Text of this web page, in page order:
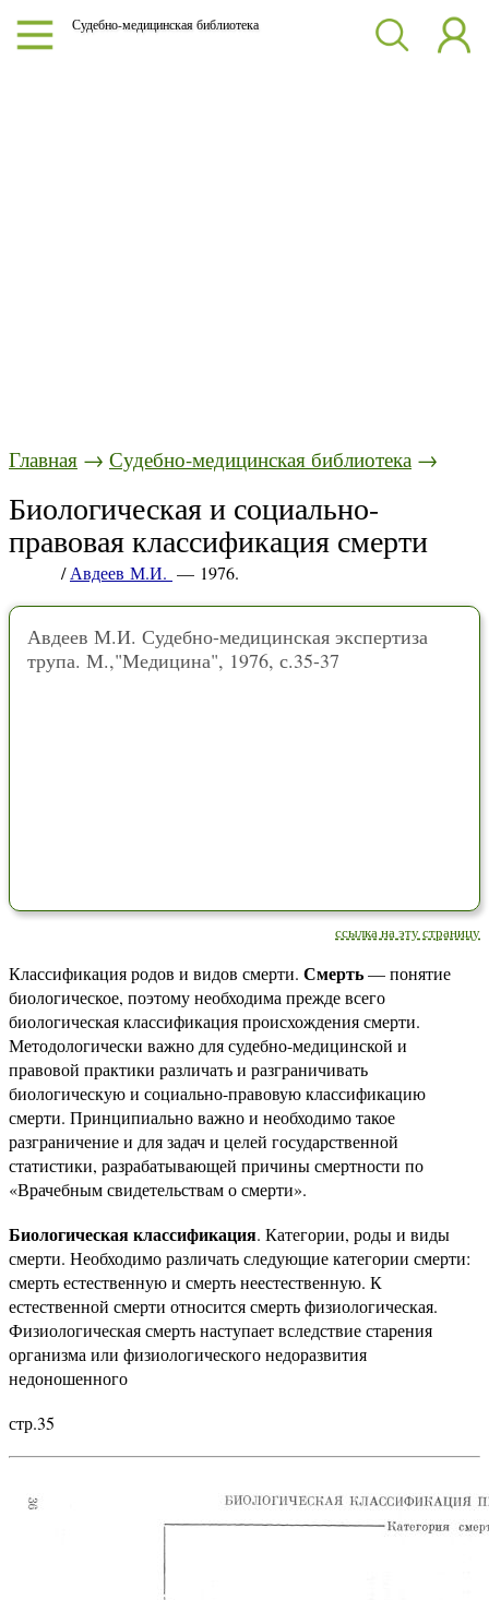
Судебно-медицинская библиотека
Главная → Судебно-медицинская библиотека →
Биологическая и социально-
правовая классификация смерти
/Авдеев М.И. — 1976.
Авдеев М.И. Судебно-медицинская экспертиза
трупа. М.,"Медицина", 1976, с.35-37
ссылка на эту страницу
Классификация родов и видов смерти. Смерть— понятие
биологическое, поэтому необходима прежде всего
биологическая классификация происхождения смерти.
Методологически важно для судебно-медицинской и
правовой практики различать и разграничивать
биологическую и социально-правовую классификацию
смерти. Принципиально важно и необходимо такое
разграничение и для задач и целей государственной
статистики, разрабатывающей причины смертности по
«Врачебным свидетельствам о смерти».
Биологическая классификация. Категории, роды и виды
смерти. Необходимо различать следующие категории смерти:
смерть естественную и смерть неестественную. К
естественной смерти относится смерть физиологическая.
Физиологическая смерть наступает вследствие старения
организма или физиологического недоразвития
недоношенного
стр.35